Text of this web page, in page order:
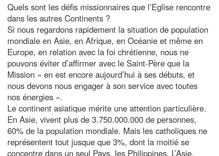
Quels sont les défis missionnaires que l’Eglise rencontre
dans les autres Continents ?
Si nous regardons rapidement la situation de population
mondiale en Asie, en Afrique, en Océanie et même en
Europe, en relation avec la foi chrétienne, nous ne
pouvons éviter d’affirmer avec le Saint-Père que la
Mission « en est encore aujourd’hui à ses débuts, et
nous devons nous engager à son service avec toutes
nos énergies ».
Le continent asiatique mérite une attention particulière.
En Asie, vivent plus de 3.750.000.000 de personnes,
60% de la population mondiale. Mais les catholiques ne
représentent tout jusque que 3%, dont la moitié se
concentre dans un seul Pays, les Philippines. L’Asie,